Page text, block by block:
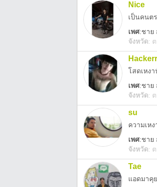
Nice
เป็นคนต
เพศ:ชาย
จังหวัด:
Hackerr
โสดเหง
เพศ:ชาย
จังหวัด:
su
ความเห
เพศ:ชาย
จังหวัด:
Tae
แอดมาคุ